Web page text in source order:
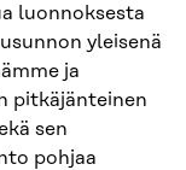
luonnoksesta
yleisenä
ja
pitkäjänteinen
sen
pohjaa